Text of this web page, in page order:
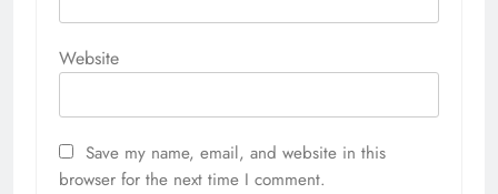
Website
Save my name, email, and website in this
browser for the next time I comment.